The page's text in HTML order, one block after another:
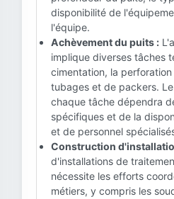
disponibilité de
l'équipe.
Achèvement du puits :
implique diverses tâches
cimentation, la
tubages et de packers.
chaque tâche dépendra
spécifiques et de la
et de personnel
Construction
d'installations de
nécessite les efforts
métiers, y compris les